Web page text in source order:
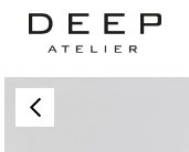
Anasayfa TÜM ELBİSELER